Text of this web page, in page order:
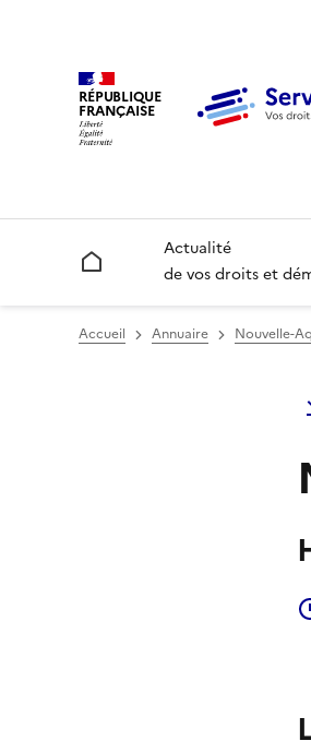
RÉPUBLIQUE
FRANÇAISE
Accueil
Actualité
de vos droits et
Accueil Annuaire Nouvelle-